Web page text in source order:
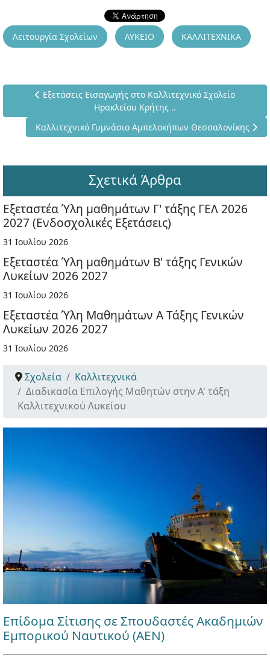
Λειτουργία Σχολείων ΛΥΚΕΙΟ ΚΑΛΛΙΤΕΧΝΙΚΑ
Προηγούμενο άρθρο: Εξετάσεις Εισαγωγής στο
Εξετάσεις Εισαγωγής στο Καλλιτεχνικό Σχολείο
Ηρακλείου Κρήτης ..
Επόμενο άρθρο: Καλλιτεχνικό Γυμνάσιο Αμπελοκήπων
Καλλιτεχνικό Γυμνάσιο Αμπελοκήπων Θεσσαλονίκης
Σχετικά Άρθρα
Εξεταστέα Ύλη μαθημάτων Γ' τάξης ΓΕΛ 2026
2027 (Ενδοσχολικές Εξετάσεις)
31 Ιουλίου 2026
Εξεταστέα Ύλη μαθημάτων Β' τάξης Γενικών
Λυκείων 2026 2027
31 Ιουλίου 2026
Εξεταστέα Ύλη Μαθημάτων Α Τάξης Γενικών
Λυκείων 2026 2027
31 Ιουλίου 2026
Σχολεία
Καλλιτεχνικά
Διαδικασία Επιλογής Μαθητών στην Α' τάξη
Καλλιτεχνικού Λυκείου
Επίδομα Σίτισης σε Σπουδαστές Ακαδημιών
Εμπορικού Ναυτικού (ΑΕΝ)